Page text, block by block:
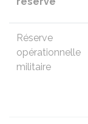
Réserve
opérationnelle
militaire